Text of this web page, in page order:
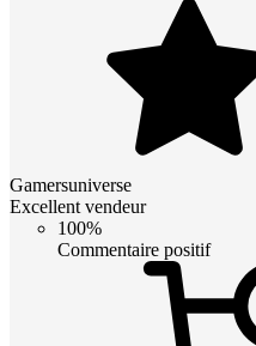
Gamersuniverse
Excellent vendeur
100%
Commentaire positif